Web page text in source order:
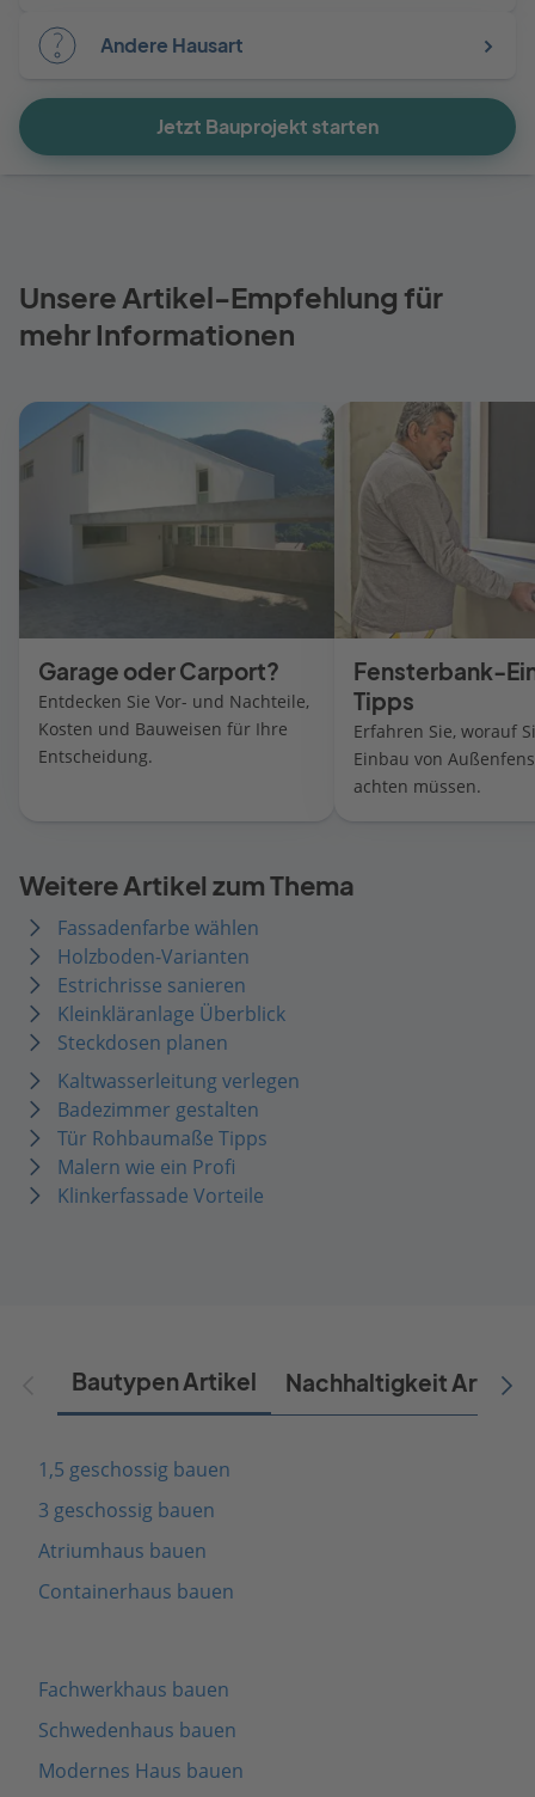
Andere Hausart
Jetzt Bauprojekt starten
Unsere Artikel-Empfehlung für
mehr Informationen
Garage oder Carport?
Entdecken Sie Vor- und Nachteile,
Kosten und Bauweisen für Ihre
Entscheidung.
Fensterbank-
Tipps
Erfahren Sie, worauf
Einbau von
achten müssen.
Weitere Artikel zum Thema
Fassadenfarbe wählen
Holzboden-Varianten
Estrichrisse sanieren
Kleinkläranlage Überblick
Steckdosen planen
Kaltwasserleitung verlegen
Badezimmer gestalten
Tür Rohbaumaße Tipps
Malern wie ein Profi
Klinkerfassade Vorteile
Bautypen Artikel Nachhaltigkeit Artikel
1,5 geschossig bauen
3 geschossig bauen
Atriumhaus bauen
Containerhaus bauen
Fachwerkhaus bauen
Schwedenhaus bauen
Modernes Haus bauen